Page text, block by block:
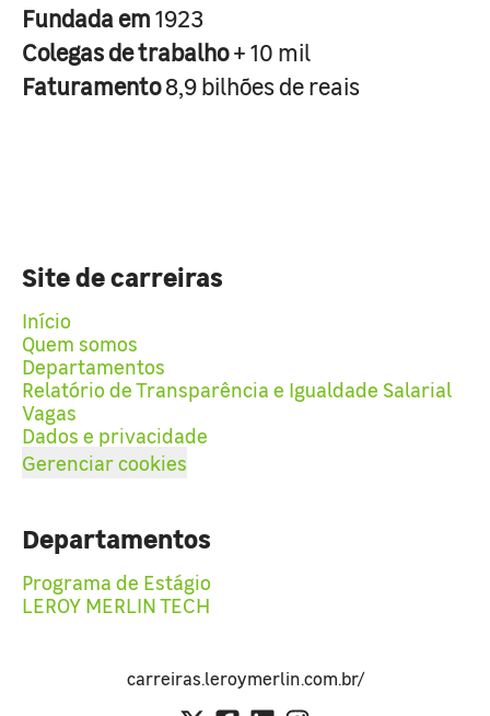
Fundada em1923
Colegas de trabalho+ 10 mil
Faturamento8,9 bilhões de reais
Site de carreiras
Início
Quem somos
Departamentos
Relatório de Transparência e Igualdade Salarial
Vagas
Dados e privacidade
Gerenciar cookies
Departamentos
Programa de Estágio
LEROY MERLIN TECH
carreiras.leroymerlin.com.br/